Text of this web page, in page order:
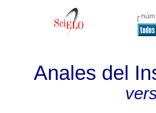
Anales del